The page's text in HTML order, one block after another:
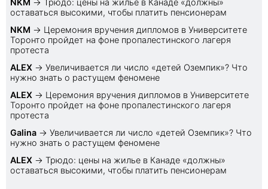
NKM → Трюдо: цены на жилье в Канаде «должны»
оставаться высокими, чтобы платить пенсионерам
NKM → Церемония вручения дипломов в Университете
Торонто пройдет на фоне пропалестинского лагеря
протеста
ALEX → Увеличивается ли число «детей Оземпик»? Что
нужно знать о растущем феномене
ALEX → Церемония вручения дипломов в Университете
Торонто пройдет на фоне пропалестинского лагеря
протеста
Galina → Увеличивается ли число «детей Оземпик»? Что
нужно знать о растущем феномене
ALEX → Трюдо: цены на жилье в Канаде «должны»
оставаться высокими, чтобы платить пенсионерам